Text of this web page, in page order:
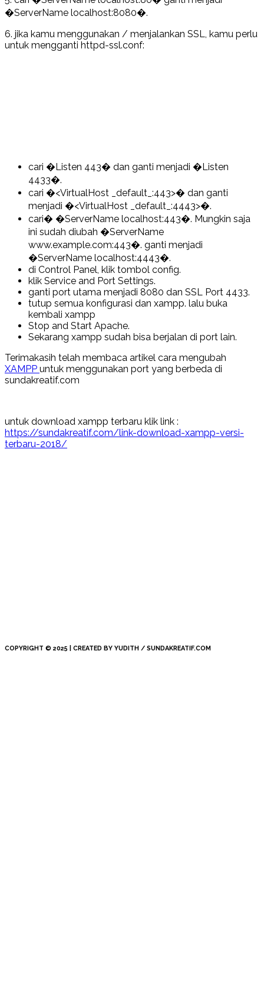
�ServerName localhost:8080�.
6. jika kamu menggunakan / menjalankan SSL, kamu perlu
untuk mengganti httpd-ssl.conf:
cari �Listen 443� dan ganti menjadi �Listen
4433�.
cari �<VirtualHost _default_:443>� dan ganti
menjadi �<VirtualHost _default_:4443>�.
cari� �ServerName localhost:443�. Mungkin saja
ini sudah diubah �ServerName
www.example.com:443�. ganti menjadi
�ServerName localhost:4443�.
di Control Panel, klik tombol config.
klik Service and Port Settings.
ganti port utama menjadi 8080 dan SSL Port 4433.
tutup semua konfigurasi dan xampp. lalu buka
kembali xampp
Stop and Start Apache.
Sekarang xampp sudah bisa berjalan di port lain.
Terimakasih telah membaca artikel cara mengubah
XAMPP untuk menggunakan port yang berbeda di
sundakreatif.com
untuk download xampp terbaru klik link :
https://sundakreatif.com/link-download-xampp-versi-
terbaru-2018/
COPYRIGHT © 2025 | CREATED BY YUDITH / SUNDAKREATIF.COM